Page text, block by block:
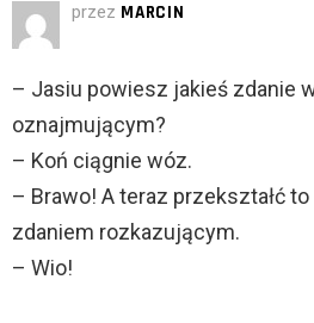
przez MARCIN
– Jasiu powiesz jakieś zdanie
oznajmującym?
– Koń ciągnie wóz.
– Brawo! A teraz przekształć to
zdaniem rozkazującym.
– Wio!